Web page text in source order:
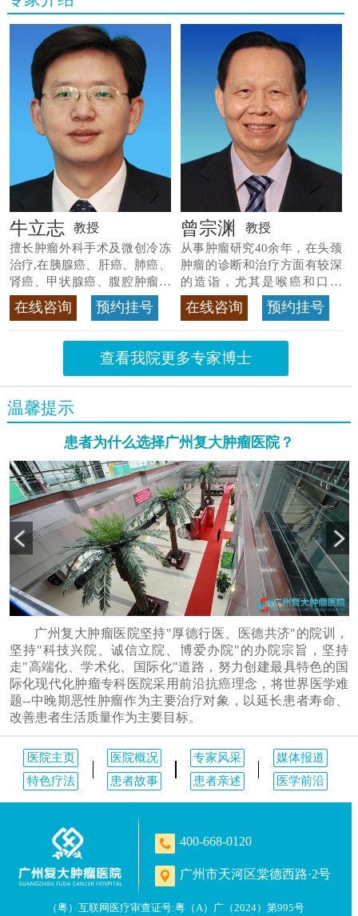
牛立志 教授
擅长肿瘤外科手术及微创冷冻
治疗,在胰腺癌、肝癌、肺癌、
肾癌、甲状腺癌、腹腔肿瘤等
>>查看专家详情
在线咨询 预约挂号
曾宗渊 教授
从事肿瘤研究40余年，在头颈
肿瘤的诊断和治疗方面有较深
的造诣，尤其是喉癌和口腔
癌，迄今仍是广东喉癌单病种
首席专家 >>查看专家详情
在线咨询 预约挂号
查看我院更多专家博士
温馨提示
患者为什么选择广州复大肿瘤医院？
广州复大肿瘤医院坚持"厚德行医、医德共济"的院训，
坚持"科技兴院、诚信立院、博爱办院"的办院宗旨，坚持
走"高端化、学术化、国际化"道路，努力创建最具特色的国
际化现代化肿瘤专科医院采用前沿抗癌理念，将世界医学难
题--中晚期恶性肿瘤作为主要治疗对象，以延长患者寿命、
改善患者生活质量作为主要目标。
医院主页 医院概况 专家风采
媒体报道
特色疗法
患者故事 患者亲述 医学前沿
400-668-0120
广州市天河区棠德西路·2号
（粤）互联网医疗审查证号:粤（A）广（2024）第995号